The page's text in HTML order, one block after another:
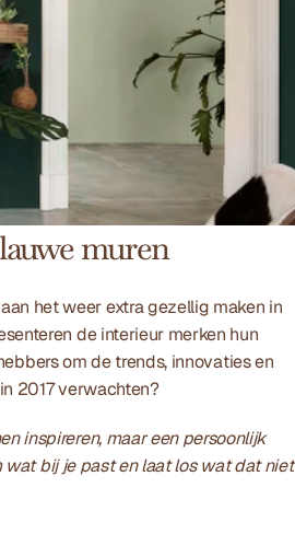
muren
het weer extra gezellig maken in
de interieur merken hun
om de trends, innovaties en
2017 verwachten?
inspireren, maar een persoonlijk
wat bij je past en laat los wat dat niet